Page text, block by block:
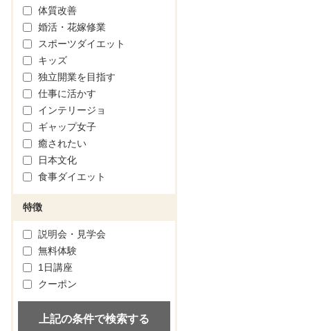
体質改善
婚活・花嫁修業
スポーツダイエット
キッズ
独立開業を目指す
仕事に活かす
インテリージョ
ギャップ女子
癒されたい
日本文化
食事ダイエット
特徴
説明会・見学会
無料体験
1日講座
クーポン